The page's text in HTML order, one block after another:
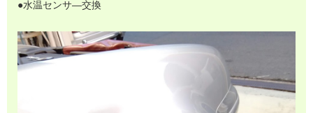
●水温センサ―交換